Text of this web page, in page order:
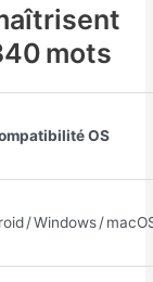
mots
OS
/ Windows /